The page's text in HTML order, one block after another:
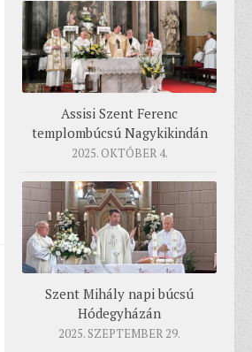
Assisi Szent Ferenc
templombúcsú Nagykikindán
2025. OKTÓBER 4.
Szent Mihály napi búcsú
Hódegyházán
2025. SZEPTEMBER 29.